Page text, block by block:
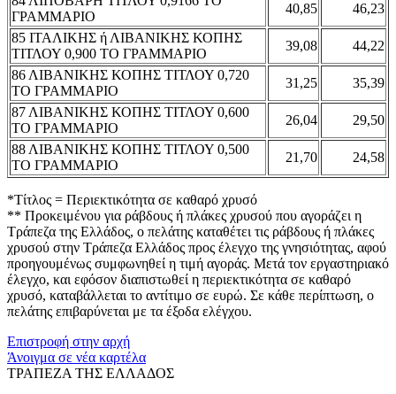
ΓΡΑΜΜΑΡΙΟ
40,85
46,23
85 ΙΤΑΛΙΚΗΣ ή ΛΙΒΑΝΙΚΗΣ ΚΟΠΗΣ
ΤΙΤΛΟΥ 0,900 ΤΟ ΓΡΑΜΜΑΡΙΟ
39,08
44,22
86 ΛΙΒΑΝΙΚΗΣ ΚΟΠΗΣ ΤΙΤΛΟΥ 0,720
ΤΟ ΓΡΑΜΜΑΡΙΟ
31,25
35,39
87 ΛΙΒΑΝΙΚΗΣ ΚΟΠΗΣ ΤΙΤΛΟΥ 0,600
ΤΟ ΓΡΑΜΜΑΡΙΟ
26,04
29,50
88 ΛΙΒΑΝΙΚΗΣ ΚΟΠΗΣ ΤΙΤΛΟΥ 0,500
ΤΟ ΓΡΑΜΜΑΡΙΟ
21,70 24,58
*Τίτλος = Περιεκτικότητα σε καθαρό χρυσό
** Προκειμένου για ράβδους ή πλάκες χρυσού που αγοράζει η
Τράπεζα της Ελλάδος, ο πελάτης καταθέτει τις ράβδους ή πλάκες
χρυσού στην Τράπεζα Ελλάδος προς έλεγχο της γνησιότητας, αφού
προηγουμένως συμφωνηθεί η τιμή αγοράς. Μετά τον εργαστηριακό
έλεγχο, και εφόσον διαπιστωθεί η περιεκτικότητα σε καθαρό
χρυσό, καταβάλλεται το αντίτιμο σε ευρώ. Σε κάθε περίπτωση, ο
πελάτης επιβαρύνεται με τα έξοδα ελέγχου.
Επιστροφή στην αρχή
Άνοιγμα σε νέα καρτέλα
ΤΡΑΠΕΖΑ ΤΗΣ ΕΛΛΑΔΟΣ